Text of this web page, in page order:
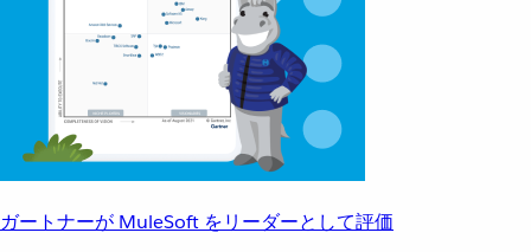
ガートナーが MuleSoft をリーダーとして評価